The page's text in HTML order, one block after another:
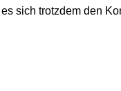
sich trotzdem den